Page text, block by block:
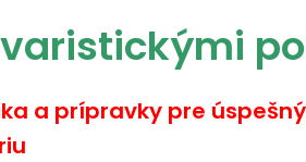
a prípravky pre